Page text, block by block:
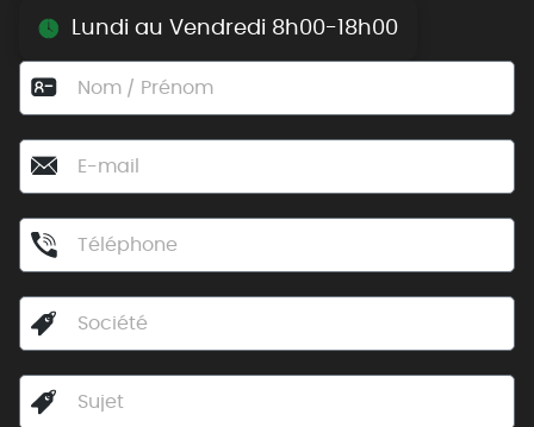
Lundi au Vendredi 8h00-18h00